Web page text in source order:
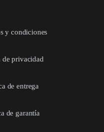
y condiciones
de privacidad
de entrega
de garantía